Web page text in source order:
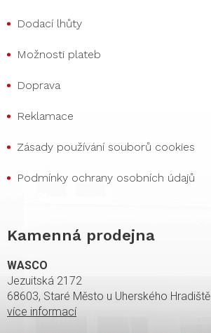
Dodací lhůty
Možnosti plateb
Doprava
Reklamace
Zásady používání souborů cookies
Podmínky ochrany osobních údajů
Kamenná prodejna
WASCO
Jezuitská 2172
68603, Staré Město u Uherského Hradiště
více informací